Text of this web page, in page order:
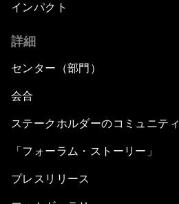
インパクト
詳細
センター（部門）
会合
ステークホルダーのコミュニティ
「フォーラム・ストーリー」
プレスリリース